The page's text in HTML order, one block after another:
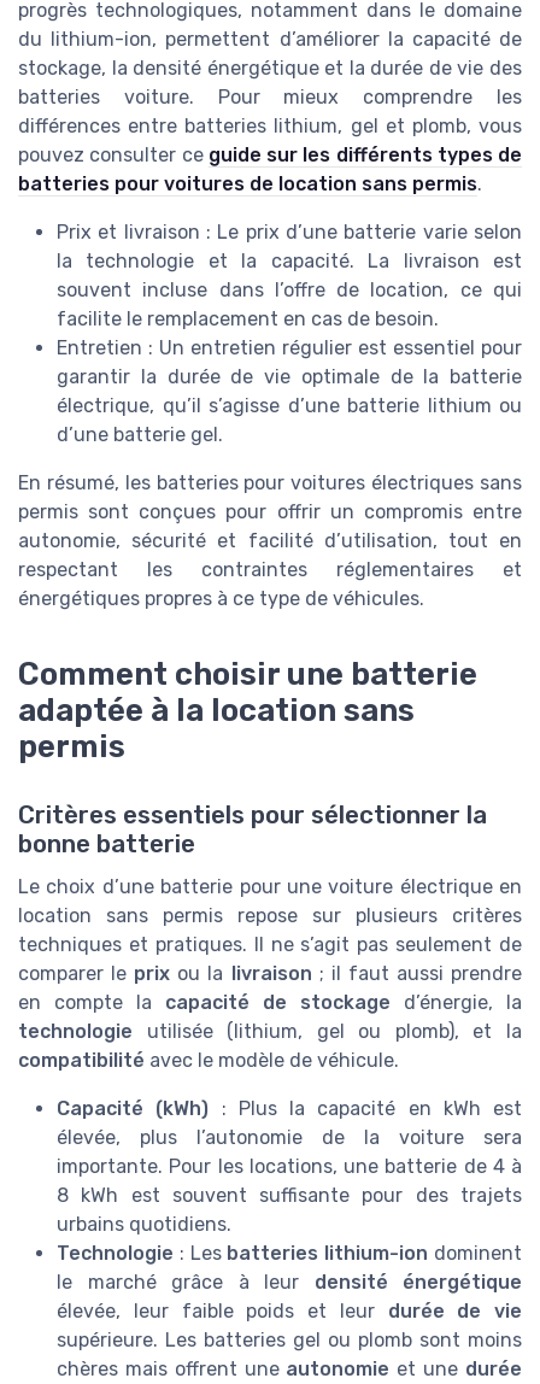
progrès technologiques, notamment dans le domaine
du lithium-ion, permettent d’améliorer la capacité de
stockage, la densité énergétique et la durée de vie des
batteries voiture. Pour mieux comprendre les
différences entre batteries lithium, gel et plomb, vous
pouvez consulter ce guide sur les différents types de
batteries pour voitures de location sans permis.
Prix et livraison : Le prix d’une batterie varie selon
la technologie et la capacité. La livraison est
souvent incluse dans l’offre de location, ce qui
facilite le remplacement en cas de besoin.
Entretien : Un entretien régulier est essentiel pour
garantir la durée de vie optimale de la batterie
électrique, qu’il s’agisse d’une batterie lithium ou
d’une batterie gel.
En résumé, les batteries pour voitures électriques sans
permis sont conçues pour offrir un compromis entre
autonomie, sécurité et facilité d’utilisation, tout en
respectant les contraintes réglementaires et
énergétiques propres à ce type de véhicules.
Comment choisir une batterie
adaptée à la location sans
permis
Critères essentiels pour sélectionner la
bonne batterie
Le choix d’une batterie pour une voiture électrique en
location sans permis repose sur plusieurs critères
techniques et pratiques. Il ne s’agit pas seulement de
comparer le prix ou la livraison ; il faut aussi prendre
en compte la capacité de stockage d’énergie, la
technologie utilisée (lithium, gel ou plomb), et la
compatibilité avec le modèle de véhicule.
Capacité (kWh) : Plus la capacité en kWh est
élevée, plus l’autonomie de la voiture sera
importante. Pour les locations, une batterie de 4 à
8 kWh est souvent suffisante pour des trajets
urbains quotidiens.
Technologie : Les batteries lithium-ion dominent
le marché grâce à leur densité énergétique
élevée, leur faible poids et leur durée de vie
supérieure. Les batteries gel ou plomb sont moins
chères mais offrent une autonomie et une durée